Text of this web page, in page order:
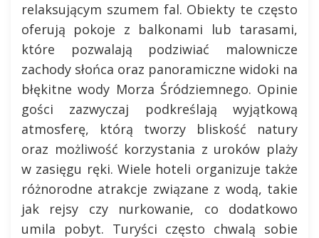
relaksującym szumem fal. Obiekty te często
oferują pokoje z balkonami lub tarasami,
które pozwalają podziwiać malownicze
zachody słońca oraz panoramiczne widoki na
błękitne wody Morza Śródziemnego. Opinie
gości zazwyczaj podkreślają wyjątkową
atmosferę, którą tworzy bliskość natury
oraz możliwość korzystania z uroków plaży
w zasięgu ręki. Wiele hoteli organizuje także
różnorodne atrakcje związane z wodą, takie
jak rejsy czy nurkowanie, co dodatkowo
umila pobyt. Turyści często chwalą sobie